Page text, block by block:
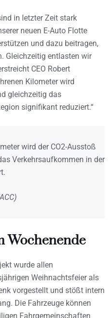
in letzter Zeit stark
neuen E-Auto Flotte
und dazu beitragen,
Gleichzeitig entlasten wir
CEO Robert
Kilometer wird
gleichzeitig das
signifikant reduziert.“
wird der CO2-Ausstoß
Verkehrsaufkommen in der
Wochenende
wurde allen
Weihnachtsfeier als
vorgestellt und stößt intern
Die Fahrzeuge können
Fahrgemeinschaften